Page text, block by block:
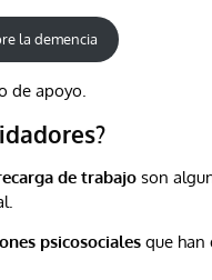
la demencia
de trabajo son
psicosociales que han